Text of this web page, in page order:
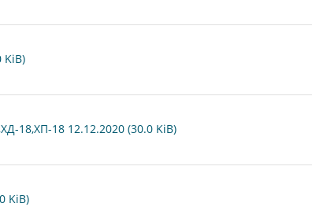
KiB)
18,ХП-18 12.12.2020 (30.0 KiB)
KiB)